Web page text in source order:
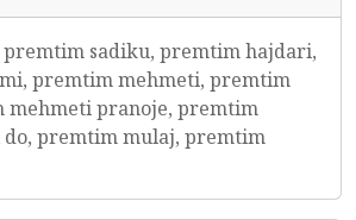
sadiku, premtim hajdari,
premtim mehmeti, premtim
mehmeti pranoje, premtim
premtim mulaj, premtim